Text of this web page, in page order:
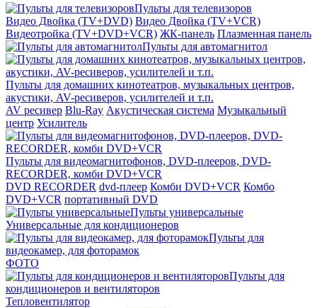
Пульты для телевизоров
Видео Двойка (TV+DVD) Видео Двойка (TV+VCR)
Видеотройка (TV+DVD+VCR) ЖК-панель Плазменная панель
Пульты для автомагнитол
Пульты для домашних кинотеатров, музыкальных центров,
акустики, AV-ресиверов, усилителей и т.п.
AV ресивер Blu-Ray Акустическая система Музыкальный
центр Усилитель
Пульты для видеомагнитофонов, DVD-плееров, DVD-
RECORDER, комби DVD+VCR
DVD RECORDER dvd-плеер Комби DVD+VCR Комбо
DVD+VCR портативный DVD
Пульты универсальные
Универсальные для кондиционеров
Пульты для
видеокамер, для фоторамок
ФОТО
Пульты для
кондиционеров и вентиляторов
Тепловентилятор